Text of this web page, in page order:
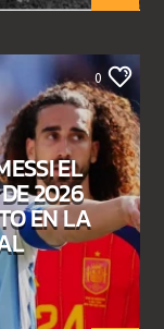
0
EL
2026
EN LA